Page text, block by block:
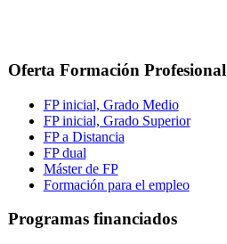
Oferta Formación Profesional
FP inicial, Grado Medio
FP inicial, Grado Superior
FP a Distancia
FP dual
Máster de FP
Formación para el empleo
Programas financiados